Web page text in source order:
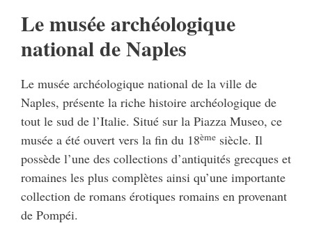
Le musée archéologique
national de Naples
Le musée archéologique national de la ville de
Naples, présente la riche histoire archéologique de
tout le sud de l’Italie. Situé sur la Piazza Museo, ce
musée a été ouvert vers la fin du 18ème siècle. Il
possède l’une des collections d’antiquités grecques et
romaines les plus complètes ainsi qu’une importante
collection de romans érotiques romains en provenant
de Pompéi.